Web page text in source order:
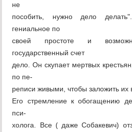
не
пособить, нужно дело
гениальное по
своей простоте и
государственный счет
дело. Он скупает мертвых
по пе-
реписи живыми, чтобы заложить их
Его стремление к обогащению
пси-
холога. Все ( даже Собакевич)